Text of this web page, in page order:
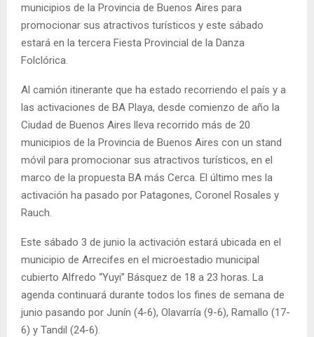
municipios de la Provincia de Buenos Aires para
promocionar sus atractivos turísticos y este sábado
estará en la tercera Fiesta Provincial de la Danza
Folclórica.
Al camión itinerante que ha estado recorriendo el país y a
las activaciones de BA Playa, desde comienzo de año la
Ciudad de Buenos Aires lleva recorrido más de 20
municipios de la Provincia de Buenos Aires con un stand
móvil para promocionar sus atractivos turísticos, en el
marco de la propuesta BA más Cerca. El último mes la
activación ha pasado por Patagones, Coronel Rosales y
Rauch.
Este sábado 3 de junio la activación estará ubicada en el
municipio de Arrecifes en el microestadio municipal
cubierto Alfredo “Yuyi” Básquez de 18 a 23 horas. La
agenda continuará durante todos los fines de semana de
junio pasando por Junín (4-6), Olavarría (9-6), Ramallo (17-
6) y Tandil (24-6).